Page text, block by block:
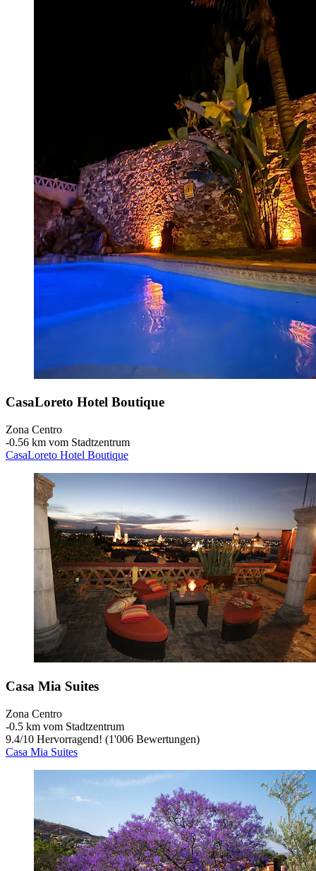
CasaLoreto Hotel Boutique
Zona Centro
‐0.56 km vom Stadtzentrum
CasaLoreto Hotel Boutique
Casa Mia Suites
Zona Centro
‐0.5 km vom Stadtzentrum
9.4/10 Hervorragend! (1'006 Bewertungen)
Casa Mia Suites